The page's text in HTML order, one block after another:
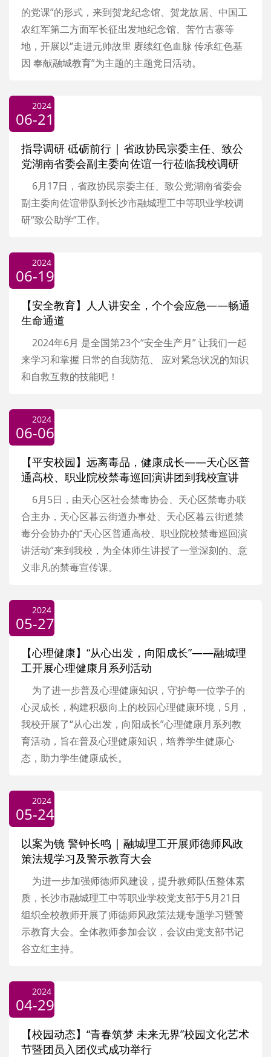
的党课”的形式，来到贺龙纪念馆、贺龙故居、中国工
农红军第二方面军长征出发地纪念馆、苦竹古寨等
地，开展以“走进元帅故里 赓续红色血脉 传承红色基
因 奉献融城教育”为主题的主题党日活动。
2024
06-21
指导调研 砥砺前行 | 省政协民宗委主任、致公
党湖南省委会副主委向佐谊一行莅临我校调研
6月17日，省政协民宗委主任、致公党湖南省委会
副主委向佐谊带队到长沙市融城理工中等职业学校调
研“致公助学”工作。
2024
06-19
【安全教育】人人讲安全，个个会应急——畅通
生命通道
2024年6月 是全国第23个“安全生产月” 让我们一起
来学习和掌握 日常的自我防范、 应对紧急状况的知识
和自救互救的技能吧！
2024
06-06
【平安校园】远离毒品，健康成长——天心区普
通高校、职业院校禁毒巡回演讲团到我校宣讲
6月5日，由天心区社会禁毒协会、天心区禁毒办联
合主办，天心区暮云街道办事处、天心区暮云街道禁
毒分会协办的“天心区普通高校、职业院校禁毒巡回演
讲活动”来到我校，为全体师生讲授了一堂深刻的、意
义非凡的禁毒宣传课。
2024
05-27
【心理健康】“从心出发，向阳成长”——融城理
工开展心理健康月系列活动
为了进一步普及心理健康知识，守护每一位学子的
心灵成长，构建积极向上的校园心理健康环境，5月，
我校开展了“从心出发，向阳成长”心理健康月系列教
育活动，旨在普及心理健康知识，培养学生健康心
态，助力学生健康成长。
2024
05-24
以案为镜 警钟长鸣 | 融城理工开展师德师风政
策法规学习及警示教育大会
为进一步加强师德师风建设，提升教师队伍整体素
质，长沙市融城理工中等职业学校党支部于5月21日
组织全校教师开展了师德师风政策法规专题学习暨警
示教育大会。全体教师参加会议，会议由党支部书记
谷立红主持。
2024
04-29
【校园动态】“青春筑梦 未来无界”校园文化艺术
节暨团员入团仪式成功举行